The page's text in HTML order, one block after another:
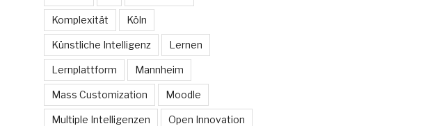
Komplexität Köln
Künstliche Intelligenz Lernen
Lernplattform Mannheim
Mass Customization Moodle
Multiple Intelligenzen Open Innovation